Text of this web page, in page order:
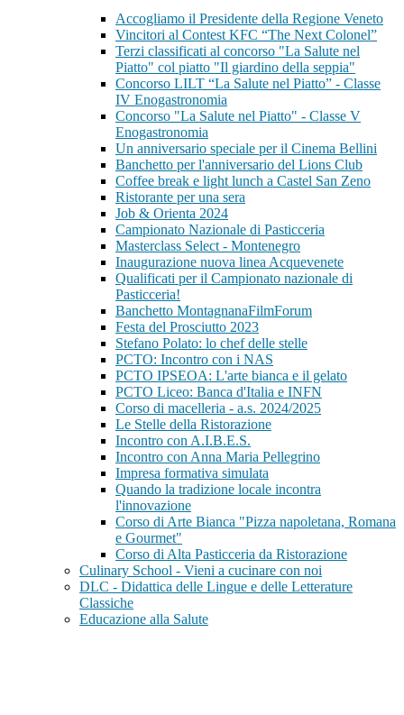
Accogliamo il Presidente della Regione Veneto
Vincitori al Contest KFC “The Next Colonel”
Terzi classificati al concorso "La Salute nel
Piatto" col piatto "Il giardino della seppia"
Concorso LILT “La Salute nel Piatto” - Classe
IV Enogastronomia
Concorso "La Salute nel Piatto" - Classe V
Enogastronomia
Un anniversario speciale per il Cinema Bellini
Banchetto per l'anniversario del Lions Club
Coffee break e light lunch a Castel San Zeno
Ristorante per una sera
Job & Orienta 2024
Campionato Nazionale di Pasticceria
Masterclass Select - Montenegro
Inaugurazione nuova linea Acquevenete
Qualificati per il Campionato nazionale di
Pasticceria!
Banchetto MontagnanaFilmForum
Festa del Prosciutto 2023
Stefano Polato: lo chef delle stelle
PCTO: Incontro con i NAS
PCTO IPSEOA: L'arte bianca e il gelato
PCTO Liceo: Banca d'Italia e INFN
Corso di macelleria - a.s. 2024/2025
Le Stelle della Ristorazione
Incontro con A.I.B.E.S.
Incontro con Anna Maria Pellegrino
Impresa formativa simulata
Quando la tradizione locale incontra
l'innovazione
Corso di Arte Bianca "Pizza napoletana, Romana
e Gourmet"
Corso di Alta Pasticceria da Ristorazione
Culinary School - Vieni a cucinare con noi
DLC - Didattica delle Lingue e delle Letterature
Classiche
Educazione alla Salute